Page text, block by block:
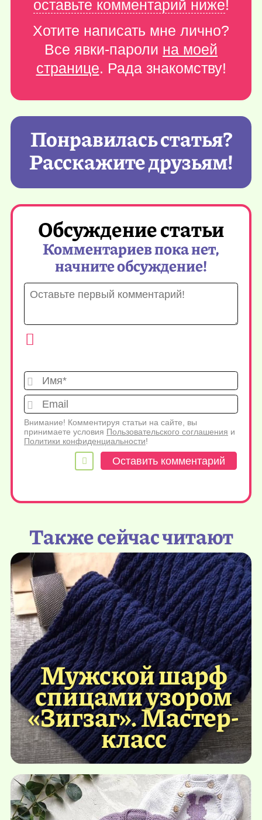
оставьте комментарий ниже!
Хотите написать мне лично?
Все явки-пароли на моей
странице. Рада знакомству!
Понравилась статья?
Расскажите друзьям!
Обсуждение статьи
Комментариев пока нет,
начните обсуждение!
Имя*
Внимание! Комментируя статьи на сайте, вы
принимаете условия Пользовательского соглашения и
Политики конфиденциальности!
Также сейчас читают
Мужской шарф
спицами узором
«Зигзаг». Мастер-
класс